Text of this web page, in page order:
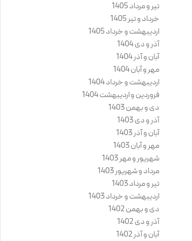
تیر و مرداد 1405
خرداد و تیر 1405
اردیبهشت و خرداد 1405
آذر و دی 1404
آبان و آذر 1404
مهر و آبان 1404
اردیبهشت و خرداد 1404
فروردین و اردیبهشت 1404
دی و بهمن 1403
آذر و دی 1403
آبان و آذر 1403
مهر و آبان 1403
شهریور و مهر 1403
مرداد و شهریور 1403
تیر و مرداد 1403
اردیبهشت و خرداد 1403
دی و بهمن 1402
آذر و دی 1402
آبان و آذر 1402